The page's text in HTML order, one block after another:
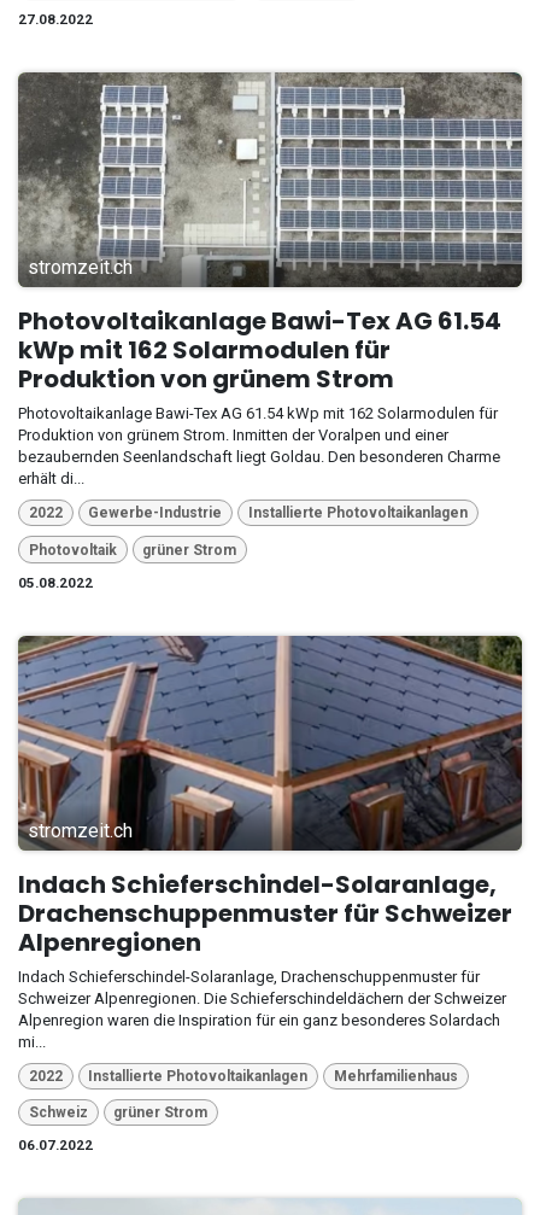
27.08.2022
stromzeit.ch
Photovoltaikanlage Bawi-Tex AG 61.54
kWp mit 162 Solarmodulen für
Produktion von grünem Strom
Photovoltaikanlage Bawi-Tex AG 61.54 kWp mit 162 Solarmodulen für
Produktion von grünem Strom. Inmitten der Voralpen und einer
bezaubernden Seenlandschaft liegt Goldau. Den besonderen Charme
erhält di...
2022 Gewerbe-Industrie Installierte Photovoltaikanlagen
Photovoltaik
grüner Strom
05.08.2022
stromzeit.ch
Indach Schieferschindel-Solaranlage,
Drachenschuppenmuster für Schweizer
Alpenregionen
Indach Schieferschindel-Solaranlage, Drachenschuppenmuster für
Schweizer Alpenregionen. Die Schieferschindeldächern der Schweizer
Alpenregion waren die Inspiration für ein ganz besonderes Solardach
mi...
2022 Installierte Photovoltaikanlagen Mehrfamilienhaus
Schweiz
grüner Strom
06.07.2022